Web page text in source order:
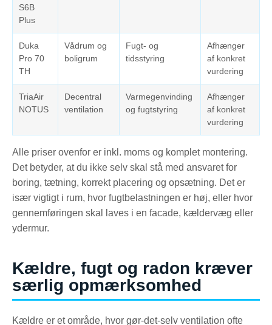
S6B
Plus
Duka
Pro 70
TH
Vådrum og
boligrum
Fugt- og
tidsstyring
Afhænger
af konkret
vurdering
TriaAir
NOTUS
Decentral
ventilation
Varmegenvinding
og fugtstyring
Afhænger
af konkret
vurdering
Alle priser ovenfor er inkl. moms og komplet montering.
Det betyder, at du ikke selv skal stå med ansvaret for
boring, tætning, korrekt placering og opsætning. Det er
især vigtigt i rum, hvor fugtbelastningen er høj, eller hvor
gennemføringen skal laves i en facade, kældervæg eller
ydermur.
Kældre, fugt og radon kræver
særlig opmærksomhed
Kældre er et område, hvor gør-det-selv ventilation ofte